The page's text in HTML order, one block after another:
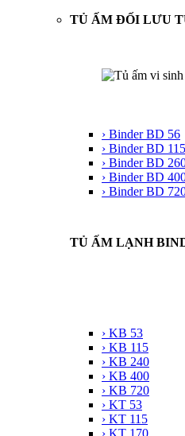
TỦ ẤM ĐỐI LƯU
› Binder BD 56
› Binder BD 115
› Binder BD
› Binder BD
› Binder BD
TỦ ẤM LẠNH
› KB 53
› KB 115
› KB 240
› KB 400
› KB 720
› KT 53
› KT 115
› KT 170